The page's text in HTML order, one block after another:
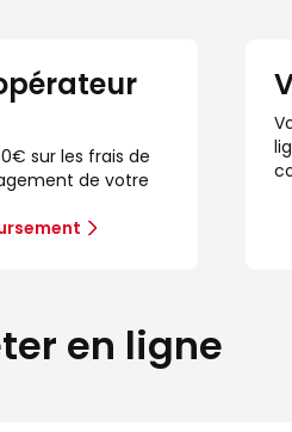
sur les frais de
de votre
en ligne